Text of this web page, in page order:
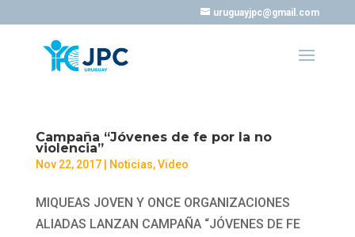
uruguayjpc@gmail.com
Campaña “Jóvenes de fe por la no
violencia”
Nov 22, 2017| Noticias,Video
MIQUEAS JOVEN Y ONCE ORGANIZACIONES
ALIADAS LANZAN CAMPAÑA “JÓVENES DE FE